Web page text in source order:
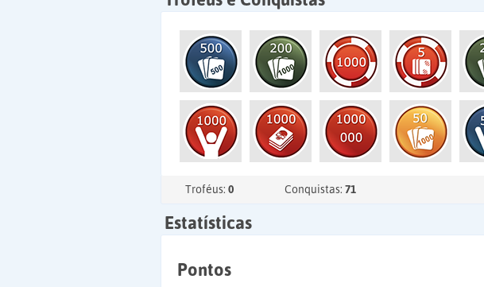
Troféus: 0 Conquistas: 71
Estatísticas
Pontos